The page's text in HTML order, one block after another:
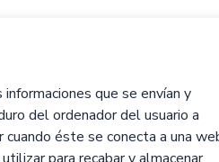
que se envían y
del ordenador del usuario a
éste se conecta a una